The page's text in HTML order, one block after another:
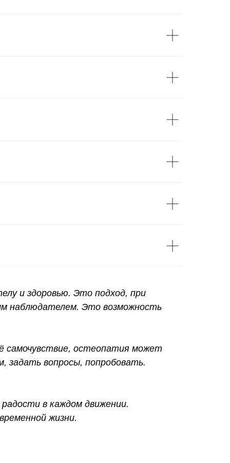
и здоровью. Это подход, при
наблюдателем. Это возможность
самочувствие, остеопатия может
вопросы, попробовать.
в каждом движении.
жизни.